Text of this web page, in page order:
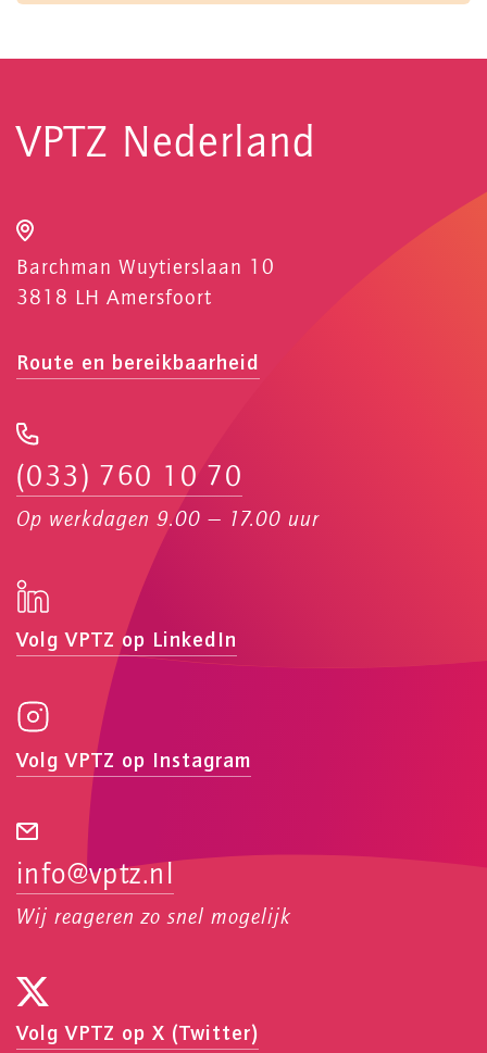
VPTZ Nederland
Barchman Wuytierslaan 10
3818 LH Amersfoort
Route en bereikbaarheid
(033) 760 10 70
Op werkdagen 9.00 — 17.00 uur
Volg VPTZ op LinkedIn
Volg VPTZ op Instagram
info@vptz.nl
Wij reageren zo snel mogelijk
Volg VPTZ op X (Twitter)